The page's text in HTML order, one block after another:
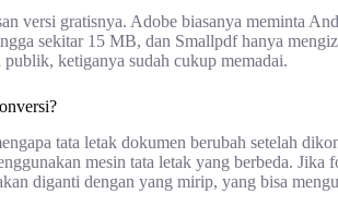
versi gratisnya. Adobe biasanya meminta
sekitar 15 MB, dan Smallpdf hanya
ketiganya sudah cukup memadai.
tata letak dokumen berubah setelah
mesin tata letak yang berbeda.
diganti dengan yang mirip, yang bisa